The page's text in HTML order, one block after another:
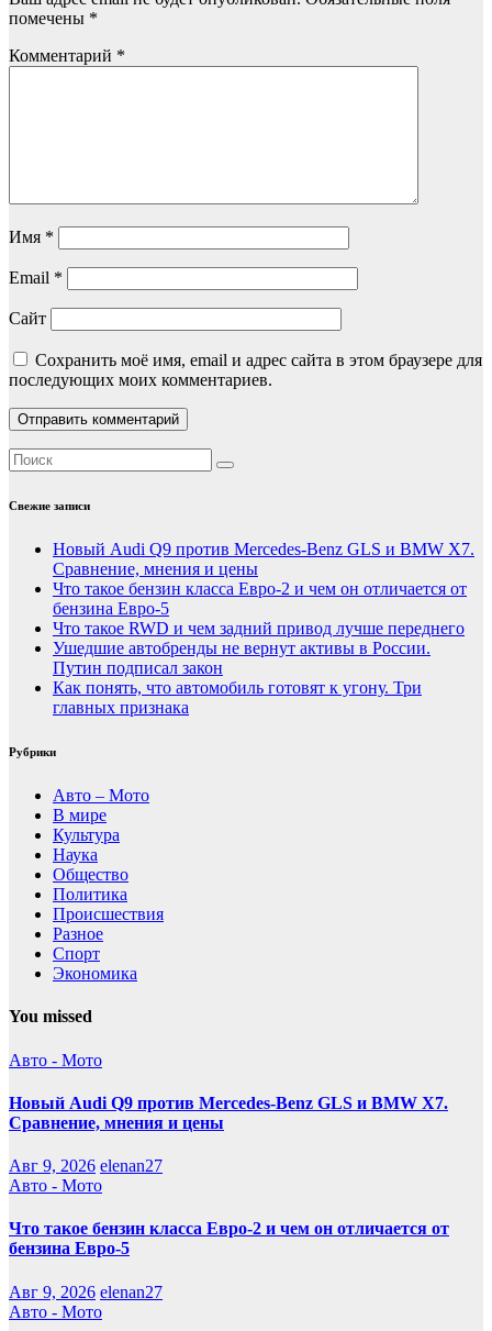
помечены *
Комментарий *
Имя *
Email *
Сайт
Сохранить моё имя, email и адрес сайта в этом браузере для
последующих моих комментариев.
Свежие записи
Новый Audi Q9 против Mercedes-Benz GLS и BMW X7.
Сравнение, мнения и цены
Что такое бензин класса Евро-2 и чем он отличается от
бензина Евро-5
Что такое RWD и чем задний привод лучше переднего
Ушедшие автобренды не вернут активы в России.
Путин подписал закон
Как понять, что автомобиль готовят к угону. Три
главных признака
Рубрики
Авто – Мото
В мире
Культура
Наука
Общество
Политика
Происшествия
Разное
Спорт
Экономика
You missed
Авто - Мото
Новый Audi Q9 против Mercedes-Benz GLS и BMW X7.
Сравнение, мнения и цены
Авг 9, 2026 elenan27
Авто - Мото
Что такое бензин класса Евро-2 и чем он отличается от
бензина Евро-5
Авг 9, 2026 elenan27
Авто - Мото